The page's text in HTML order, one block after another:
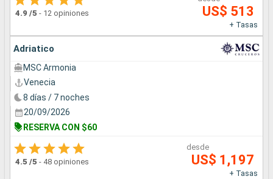
4.9 /5 - 12 opiniones US$ 513
+ Tasas
Adriatico
MSC Armonia
Venecia
8 días / 7 noches
20/09/2026
RESERVA CON $60
4.5 /5 - 48 opiniones
desde
US$ 1,197
+ Tasas